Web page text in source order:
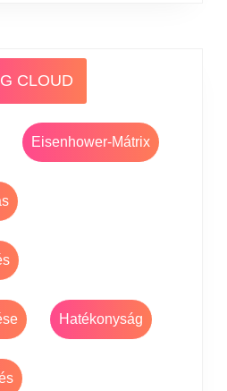
CLOUD
Eisenhower-Mátrix
Hatékonyság